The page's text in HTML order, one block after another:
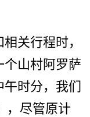
关行程时，
个山村阿罗­萨
时分，我们
，尽管原计